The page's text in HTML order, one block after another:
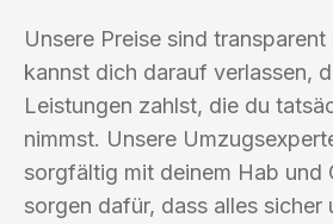
Unsere Preise sind
kannst dich darauf verlassen,
Leistungen zahlst, die du
nimmst. Unsere
sorgfältig mit deinem Hab und
sorgen dafür, dass alles sicher